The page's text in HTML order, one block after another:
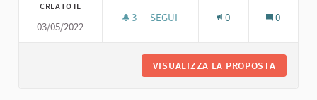
CREATO IL
03/05/2022
3 3 SOSTENITORI
SEGUI 0 0
VISUALIZZA LA PROPOSTA